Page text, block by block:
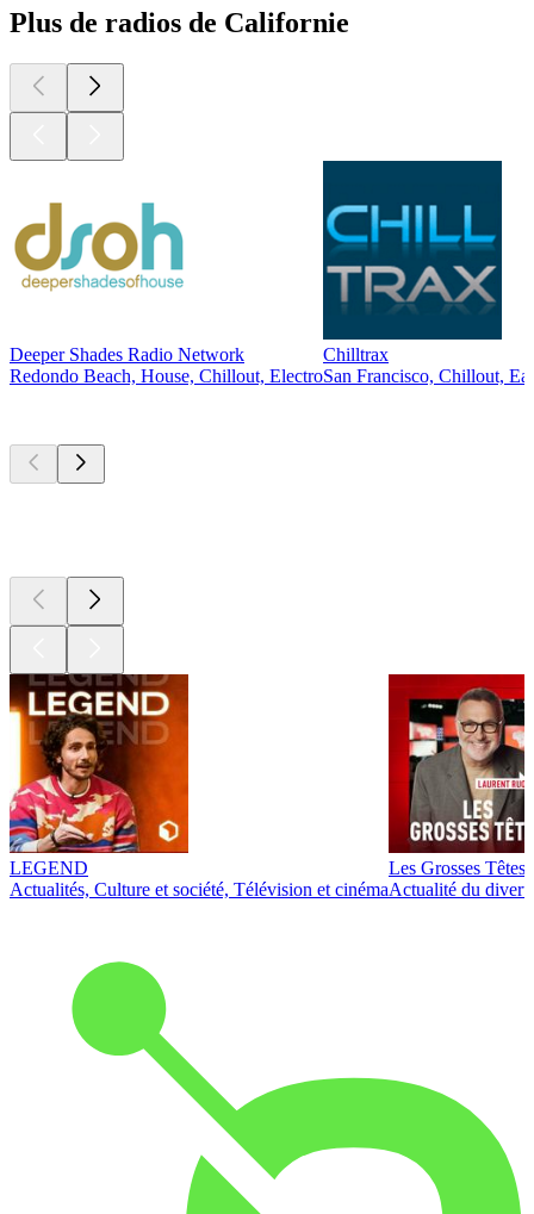
Plus de radios de Californie
Deeper Shades Radio Network
Redondo Beach, House, Chillout, Electro
Chilltrax
San Francisco, Chillout,
LEGEND
Actualités, Culture et société, Télévision et cinéma
Les Grosses Têtes
Actualité du